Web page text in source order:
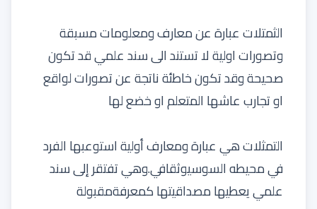
الثمتلات عبارة عن معارف ومعلومات مسبقة
وتصورات اولية لا تستند الى سند علمي قد تكون
صحيحة وقد تكون خاطئة ناتجة عن تصورات لواقع
او تجارب عاشها المتعلم او خضع لها
التمثلات هي عبارة ومعارف أولية استوعبها الفرد
في محيطه السوسيوثقافي.وهي تفتقر إلى سند
علمي يعطيها مصداقيتها كمعرفةمقبولة